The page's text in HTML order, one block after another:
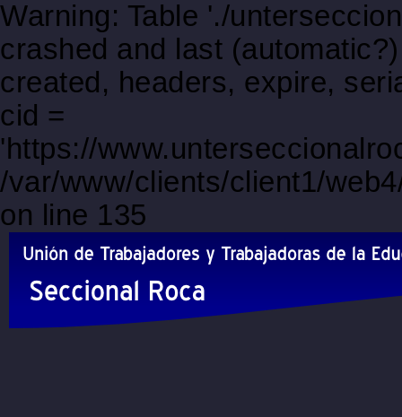
Warning: Table './
crashed and last
created, headers, expire,
cid =
'https://
/var/www/clients/client1/
on line 135